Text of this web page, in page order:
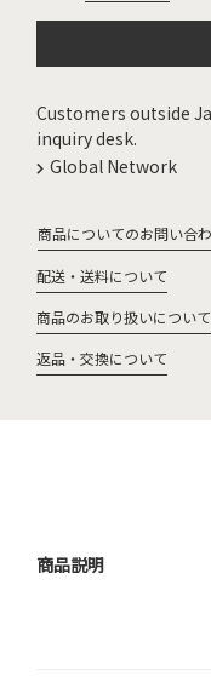
Customers outside
inquiry desk.
Global Network
商品についてのお問い合
配送・送料について
商品のお取り扱いについて
返品・交換について
商品説明